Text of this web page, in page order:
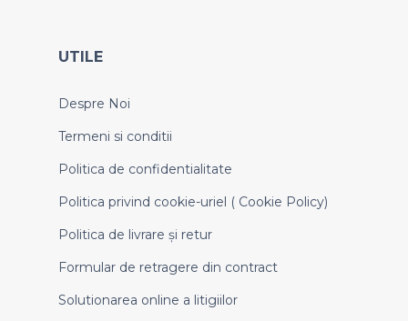
UTILE
Despre Noi
Termeni si conditii
Politica de confidentialitate
Politica privind cookie-uriel ( Cookie Policy)
Politica de livrare și retur
Formular de retragere din contract
Solutionarea online a litigiilor